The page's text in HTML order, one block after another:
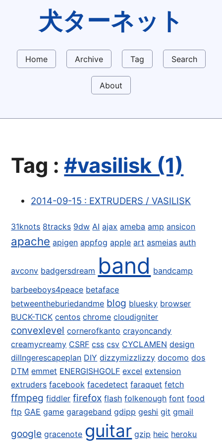
犬ターネット
Home Archive Tag Search
About
Tag :#vasilisk (1)
2014-09-15 : EXTRUDERS / VASILISK
31knots 8tracks 9dw AI ajax ameba amp ansicon
apache apigen appfog apple art asmeias auth
avconv badgersdream band bandcamp
barbeeboys4peace betaface
betweentheburiedandme blog bluesky browser
BUCK-TICK centos chrome cloudigniter
convexlevel cornerofkanto crayoncandy
creamycreamy CSRF css csv CYCLAMEN design
dillngerescapeplan DIY dizzymizzlizzy docomo dos
DTM emmet ENERGISHGOLF excel extension
extruders facebook facedetect faraquet fetch
ffmpeg fiddler firefox flash folkenough font food
ftp GAE game garageband gdipp geshi git gmail
google gracenote guitar gzip heic heroku